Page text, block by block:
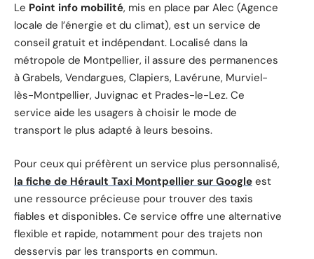
Le Point info mobilité, mis en place par Alec (Agence
locale de l’énergie et du climat), est un service de
conseil gratuit et indépendant. Localisé dans la
métropole de Montpellier, il assure des permanences
à Grabels, Vendargues, Clapiers, Lavérune, Murviel-
lès-Montpellier, Juvignac et Prades-le-Lez. Ce
service aide les usagers à choisir le mode de
transport le plus adapté à leurs besoins.
Pour ceux qui préfèrent un service plus personnalisé,
la fiche de Hérault Taxi Montpellier sur Google est
une ressource précieuse pour trouver des taxis
fiables et disponibles. Ce service offre une alternative
flexible et rapide, notamment pour des trajets non
desservis par les transports en commun.